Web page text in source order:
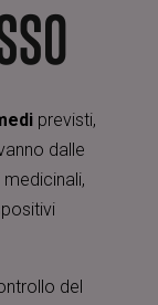
previsti,
dalle
del